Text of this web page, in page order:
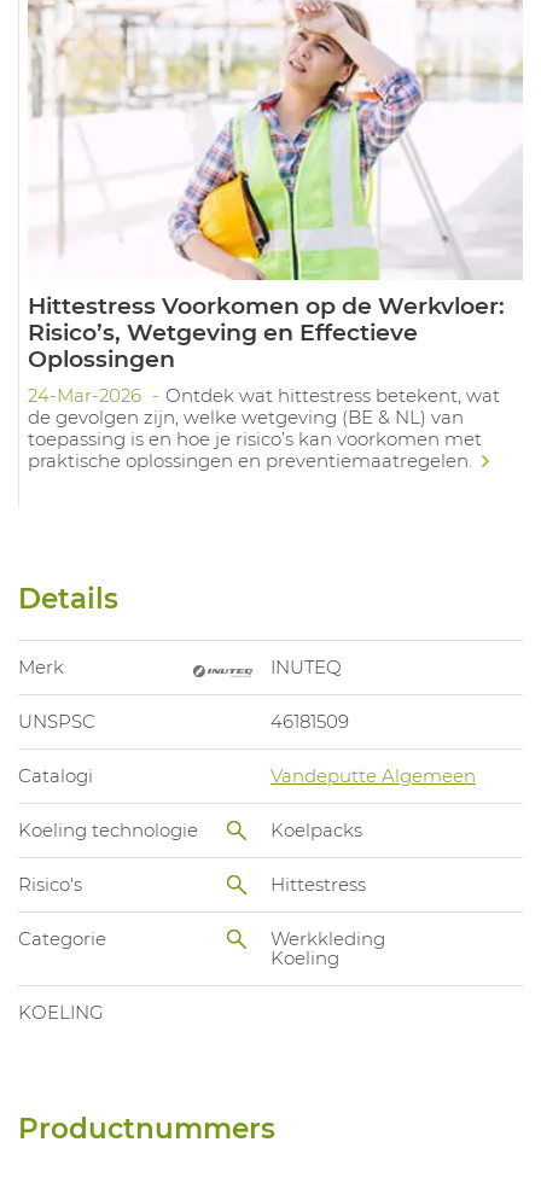
Hittestress Voorkomen op de Werkvloer:
Risico’s, Wetgeving en Effectieve
Oplossingen
24-Mar-2026
Ontdek wat hittestress betekent, wat
de gevolgen zijn, welke wetgeving (BE & NL) van
toepassing is en hoe je risico’s kan voorkomen met
praktische oplossingen en preventiemaatregelen.
Details
Merk INUTEQ
UNSPSC 46181509
Catalogi Vandeputte Algemeen
Koeling technologie Koelpacks
Risico's Hittestress
Categorie
Werkkleding
Koeling
KOELING
Productnummers